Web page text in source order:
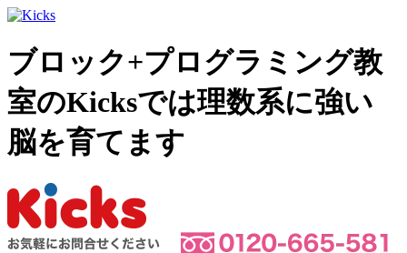
ブロック+プログラミング教
室のKicksでは理数系に強い
脳を育てます